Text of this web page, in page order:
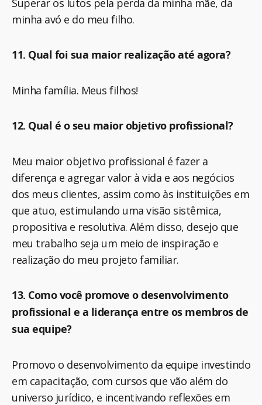
minha avó e do meu filho.
11. Qual foi sua maior realização até agora?
Minha família. Meus filhos!
12. Qual é o seu maior objetivo profissional?
Meu maior objetivo profissional é fazer a
diferença e agregar valor à vida e aos negócios
dos meus clientes, assim como às instituições em
que atuo, estimulando uma visão sistêmica,
propositiva e resolutiva. Além disso, desejo que
meu trabalho seja um meio de inspiração e
realização do meu projeto familiar.
13. Como você promove o desenvolvimento
profissional e a liderança entre os membros de
sua equipe?
Promovo o desenvolvimento da equipe investindo
em capacitação, com cursos que vão além do
universo jurídico, e incentivando reflexões em